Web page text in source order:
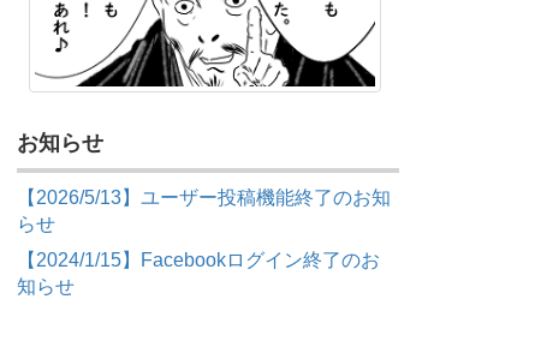
お知らせ
【2026/5/13】ユーザー投稿機能終了のお知
らせ
【2024/1/15】Facebookログイン終了のお
知らせ